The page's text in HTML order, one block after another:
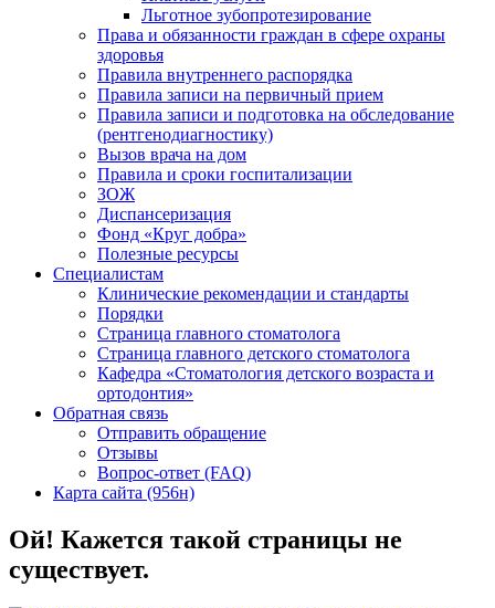
Льготное зубопротезирование
Права и обязанности граждан в сфере охраны
здоровья
Правила внутреннего распорядка
Правила записи на первичный прием
Правила записи и подготовка на обследование
(рентгенодиагностику)
Вызов врача на дом
Правила и сроки госпитализации
ЗОЖ
Диспансеризация
Фонд «Круг добра»
Полезные ресурсы
Специалистам
Клинические рекомендации и стандарты
Порядки
Страница главного стоматолога
Страница главного детского стоматолога
Кафедра «Стоматология детского возраста и
ортодонтия»
Обратная связь
Отправить обращение
Отзывы
Вопрос-ответ (FAQ)
Карта сайта (956н)
Ой! Кажется такой страницы не
существует.